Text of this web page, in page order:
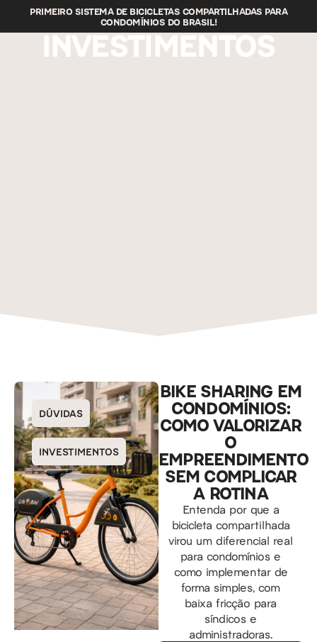
PRIMEIRO SISTEMA DE BICICLETAS COMPARTILHADAS PARA
CONDOMÍNIOS DO BRASIL!
INVESTIMENTOS
DÚVIDAS
INVESTIMENTOS
BIKE SHARING EM
CONDOMÍNIOS:
COMO VALORIZAR
O
EMPREENDIMENTO
SEM COMPLICAR
A ROTINA
Entenda por que a
bicicleta compartilhada
virou um diferencial real
para condomínios e
como implementar de
forma simples, com
baixa fricção para
síndicos e
administradoras.